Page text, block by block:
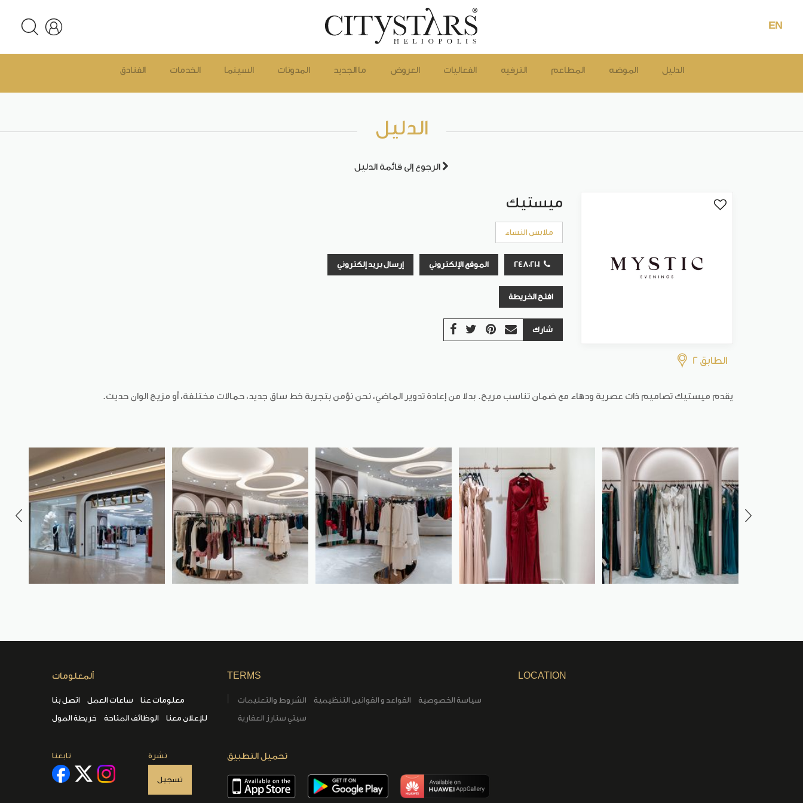
EN
الفنادق الخدمات السينما المدونات ما الجديد العروض الفعاليات الترفيه المطاعم الموضه الدليل
الدليل
الرجوع إلى قائمة الدليل
الطابق 2
ميستيك
ملابس النساء
الموقع الإلكتروني إرسال بريد إلكتروني
افتح الخريطة
شارك
يقدم ميستيك تصاميم ذات عصرية ودهاء مع ضمان تناسب مريح. بدلا من إعادة تدوير الماضي، نحن نؤمن بتجربة خط ساق جديد، حمالات مختلفة، أو مزيج الوان حديث.
ألمعلومات
اتصل بنا ساعات العمل
معلومات عنا
خريطة المول
الوظائف المتاحة للإعلان معنا
تابعنا نشرة
تسجيل
TERMS
الشروط والتعليمات القواعد و القوانين التنظيمية
سياسة الخصوصية
سيتي ستارز العقارية
تحميل التطبيق
LOCATION